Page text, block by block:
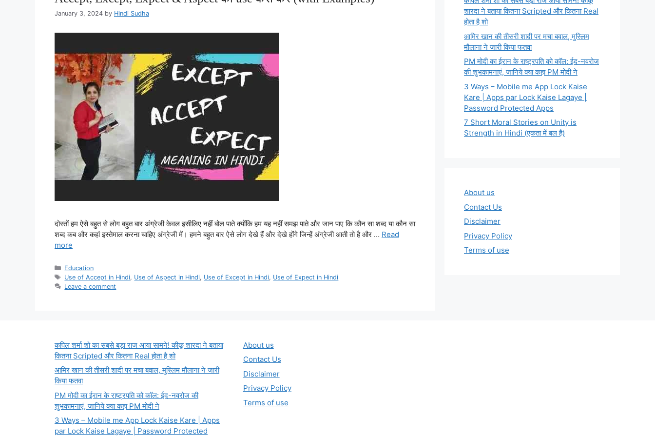
January 3, 2024 by Hindi Sudha
दोस्तों हम ऐसे बहुत से लोग बहुत बार अंग्रेजी केवल इसीलिए नहीं बोल पाते क्योंकि हम यह नहीं समझ पाते और जान पाए कि कौन सा शब्द या कौन सा
शब्द कब और कहां इस्तेमाल करना चाहिए अंग्रेजी में। हमने बहुत बार ऐसे लोग देखे हैं और देखे होंगे जिन्हें अंग्रेजी आती तो है और … Read
more
Categories
Education
Tags
Use of Accept in Hindi, Use of Aspect in Hindi, Use of Except in Hindi, Use of Expect in Hindi
Leave a comment
शारदा ने बताया कितना Scripted और कितना Real
होता है शो
आमिर खान की तीसरी शादी पर मचा बवाल, मुस्लिम
मौलाना ने जारी किया फतवा
PM मोदी का ईरान के राष्ट्रपति को कॉल: ईद-नवरोज
की शुभकामनाएं, जानिये क्या कहा PM मोदी ने
3 Ways – Mobile me App Lock Kaise
Kare | Apps par Lock Kaise Lagaye |
Password Protected Apps
7 Short Moral Stories on Unity is
Strength in Hindi (एकता में बल है)
About us
Contact Us
Disclaimer
Privacy Policy
Terms of use
कपिल शर्मा शो का सबसे बड़ा राज आया सामने! कीकू शारदा ने बताया
कितना Scripted और कितना Real होता है शो
आमिर खान की तीसरी शादी पर मचा बवाल, मुस्लिम मौलाना ने जारी
किया फतवा
PM मोदी का ईरान के राष्ट्रपति को कॉल: ईद-नवरोज की
शुभकामनाएं, जानिये क्या कहा PM मोदी ने
3 Ways – Mobile me App Lock Kaise Kare | Apps
par Lock Kaise Lagaye | Password Protected
About us
Contact Us
Disclaimer
Privacy Policy
Terms of use